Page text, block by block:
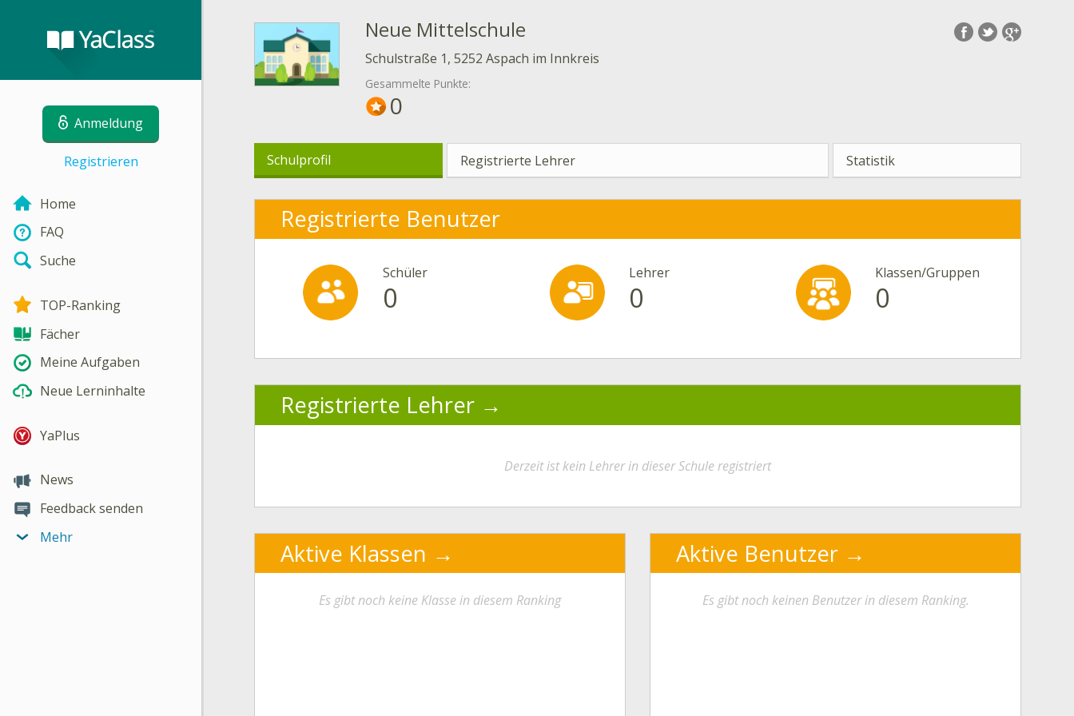
Anmeldung
Registrieren
Home
FAQ
Suche
TOP-Ranking
Fächer
Meine Aufgaben
Neue Lerninhalte
YaPlus
News
Feedback senden
Mehr
Neue Mittelschule
Schulstraße 1, 5252 Aspach im Innkreis
Gesammelte Punkte:
0
Schulprofil Registrierte Lehrer Statistik
Registrierte Benutzer
Schüler
0
Lehrer
0
Klassen/Gruppen
0
Registrierte Lehrer
Derzeit ist kein Lehrer in dieser Schule registriert
Aktive Klassen
Es gibt noch keine Klasse in diesem Ranking
Aktive Benutzer
Es gibt noch keinen Benutzer in diesem Ranking.